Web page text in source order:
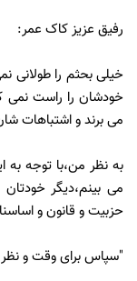
رفیق عزیز کاک عمر:
خیلی بحثم را طولانی
خودشان را راست نمی
می برند و اشتباهات
به نظر من،با توجه به
می بینم،دیگر
حزبیت و قانون و
"سپاس برای وقت و